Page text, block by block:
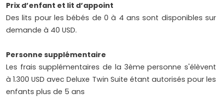
Prix d’enfant et lit d’appoint
Des lits pour les bébés de 0 à 4 ans sont disponibles sur
demande à 40 USD.
Personne supplémentaire
Les frais supplémentaires de la 3ème personne s'élèvent
à 1.300 USD avec Deluxe Twin Suite étant autorisés pour les
enfants plus de 5 ans